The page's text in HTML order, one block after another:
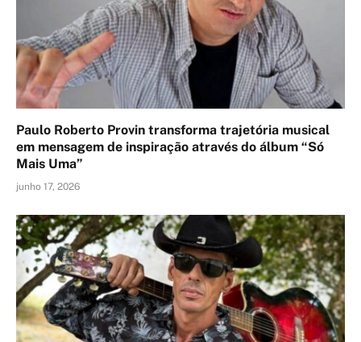
Paulo Roberto Provin transforma trajetória musical
em mensagem de inspiração através do álbum “Só
Mais Uma”
junho 17, 2026